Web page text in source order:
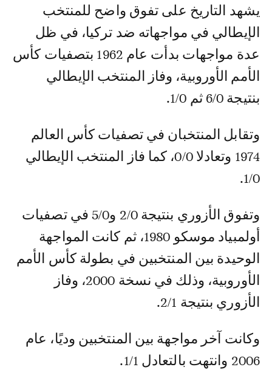
يشهد التاريخ على تفوق واضح للمنتخب
الإيطالي في مواجهاته ضد تركيا، في ظل
عدة مواجهات بدأت عام 1962 بتصفيات كأس
الأمم الأوروبية، وفاز المنتخب الإيطالي
بنتيجة 6/0 ثم 1/0.
وتقابل المنتخبان في تصفيات كأس العالم
1974 وتعادلا 0/0، كما فاز المنتخب الإيطالي
1/0.
وتفوق الأزوري بنتيجة 2/0 و5/0 في تصفيات
أولمبياد موسكو 1980، ثم كانت المواجهة
الوحيدة بين المنتخبين في بطولة كأس الأمم
الأوروبية، وذلك في نسخة 2000، وفاز
الأزوري بنتيجة 2/1.
وكانت آخر مواجهة بين المنتخبين وديًا، عام
2006 وانتهت بالتعادل 1/1.